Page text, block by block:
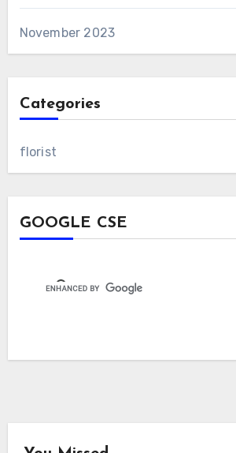
November 2023
Categories
florist
GOOGLE CSE